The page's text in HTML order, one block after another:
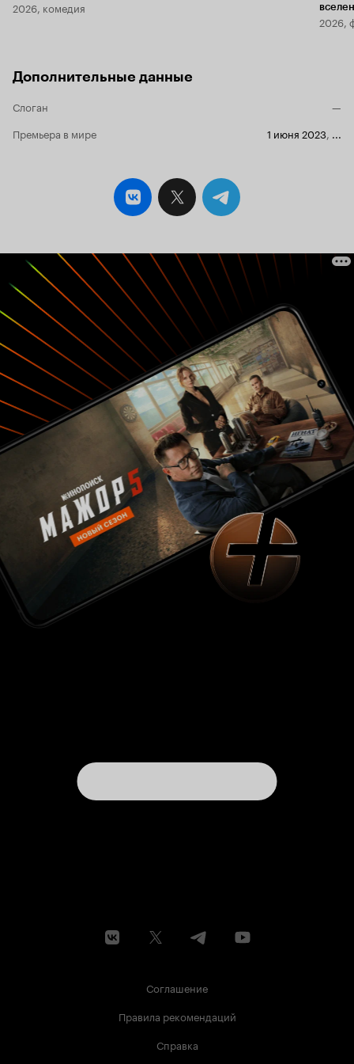
2026, комедия
2026,
Дополнительные данные
Слоган
—
Премьера в мире
1 июня 2023, ...
Соглашение
Правила рекомендаций
Справка